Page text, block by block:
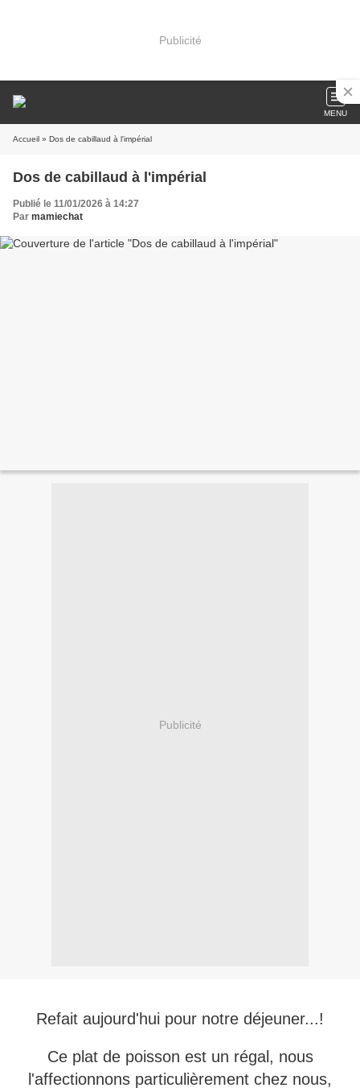
Publicité
MENU
Accueil » Dos de cabillaud à l'impérial
Dos de cabillaud à l'impérial
Publié le 11/01/2026 à 14:27
Par mamiechat
Publicité
Refait aujourd'hui pour notre déjeuner...!
Ce plat de poisson est un régal, nous
l'affectionnons particulièrement chez nous,